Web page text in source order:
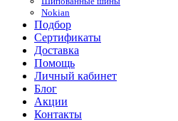
Nokian
Подбор
Сертификаты
Доставка
Помощь
Личный кабинет
Блог
Акции
Контакты